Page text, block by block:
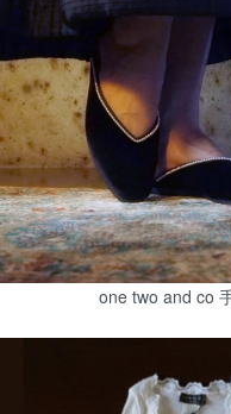
one two and co